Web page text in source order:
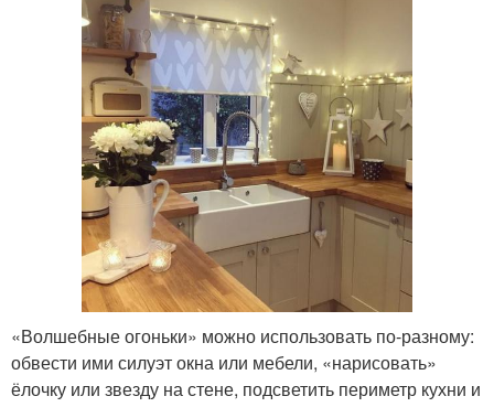
«Волшебные огоньки» можно использовать по-разному:
обвести ими силуэт окна или мебели, «нарисовать»
ёлочку или звезду на стене, подсветить периметр кухни и